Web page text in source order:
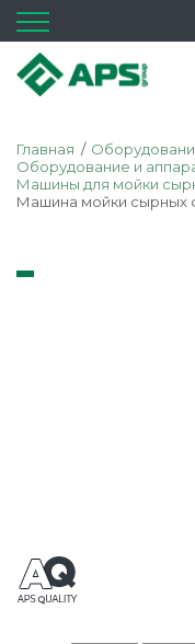
Главная
Оборудование и
Машины для мойки
Машина мойки сырных